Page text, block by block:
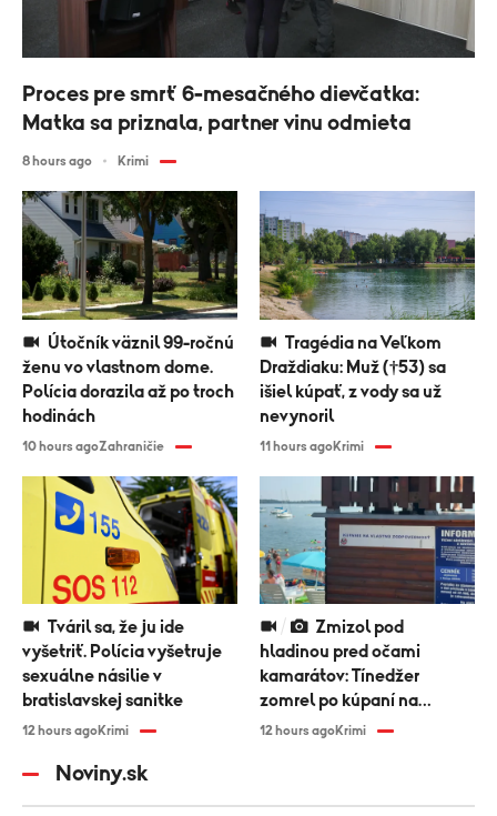
Proces pre smrť 6-mesačného dievčatka:
Matka sa priznala, partner vinu odmieta
8 hours ago Krimi
ženu vo vlastnom dome.
Polícia dorazila až po troch
hodinách
10 hours agoZahraničie
Draždiaku: Muž (†53) sa
išiel kúpať, z vody sa už
nevynoril
11 hours agoKrimi
vyšetriť. Polícia vyšetruje
sexuálne násilie v
bratislavskej sanitke
12 hours agoKrimi
hladinou pred očami
kamarátov: Tínedžer
zomrel po kúpaní na
Zemplínskej šírave
12 hours agoKrimi
Noviny.sk